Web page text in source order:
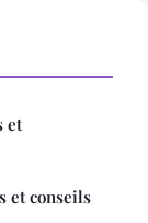
et
et conseils